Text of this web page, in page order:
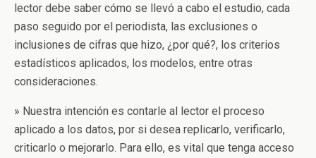
lector debe saber cómo se llevó a cabo el estudio, cada
paso seguido por el periodista, las exclusiones o
inclusiones de cifras que hizo, ¿por qué?, los criterios
estadísticos aplicados, los modelos, entre otras
consideraciones.
» Nuestra intención es contarle al lector el proceso
aplicado a los datos, por si desea replicarlo, verificarlo,
criticarlo o mejorarlo. Para ello, es vital que tenga acceso